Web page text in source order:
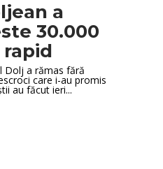
a
30.000
Dolj a rămas fără
care i-au promis
au făcut ieri...